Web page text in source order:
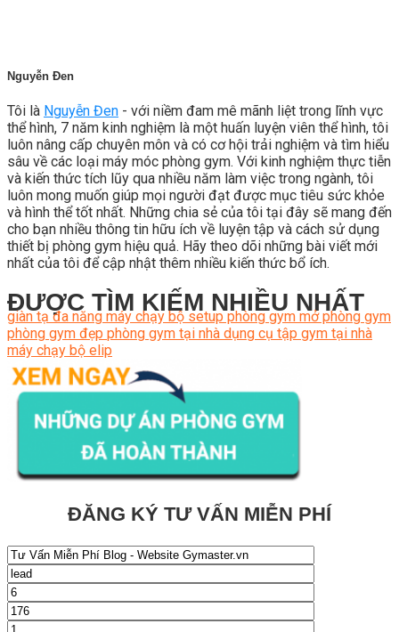
Nguyễn Đen
Tôi là Nguyễn Đen - với niềm đam mê mãnh liệt trong lĩnh vực
thể hình, 7 năm kinh nghiệm là một huấn luyện viên thể hình, tôi
luôn nâng cấp chuyên môn và có cơ hội trải nghiệm và tìm hiểu
sâu về các loại máy móc phòng gym. Với kinh nghiệm thực tiễn
và kiến thức tích lũy qua nhiều năm làm việc trong ngành, tôi
luôn mong muốn giúp mọi người đạt được mục tiêu sức khỏe
và hình thể tốt nhất. Những chia sẻ của tôi tại đây sẽ mang đến
cho bạn nhiều thông tin hữu ích về luyện tập và cách sử dụng
thiết bị phòng gym hiệu quả. Hãy theo dõi những bài viết mới
nhất của tôi để cập nhật thêm nhiều kiến thức bổ ích.
ĐƯỢC TÌM KIẾM NHIỀU NHẤT
giàn tạ đa năng máy chạy bộ setup phòng gym mở phòng gym
phòng gym đẹp phòng gym tại nhà dụng cụ tập gym tại nhà
máy chạy bộ elip
ĐĂNG KÝ TƯ VẤN MIỄN PHÍ